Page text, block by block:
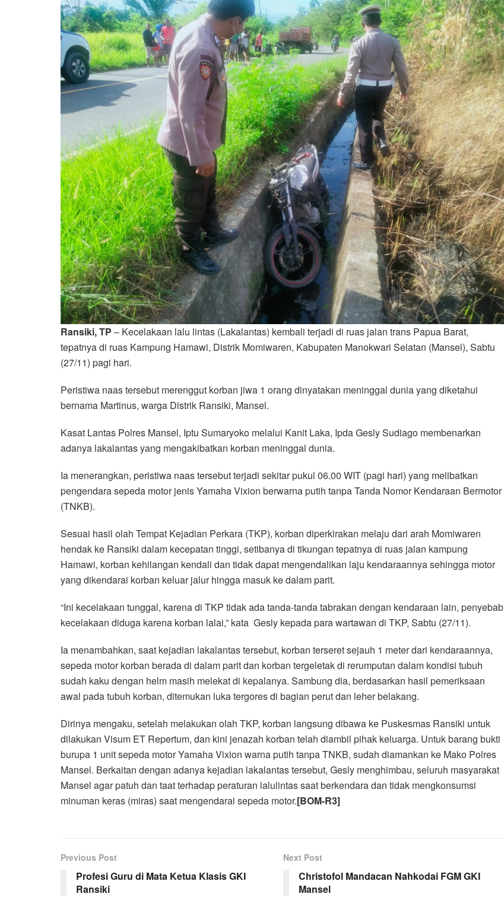
Ransiki, TP – Kecelakaan lalu lintas (Lakalantas) kembali terjadi di ruas jalan trans Papua Barat,
tepatnya di ruas Kampung Hamawi, Distrik Momiwaren, Kabupaten Manokwari Selatan (Mansel), Sabtu
(27/11) pagi hari.
Peristiwa naas tersebut merenggut korban jiwa 1 orang dinyatakan meninggal dunia yang diketahui
bernama Martinus, warga Distrik Ransiki, Mansel.
Kasat Lantas Polres Mansel, Iptu Sumaryoko melalui Kanit Laka, Ipda Gesly Sudiago membenarkan
adanya lakalantas yang mengakibatkan korban meninggal dunia.
Ia menerangkan, peristiwa naas tersebut terjadi sekitar pukul 06.00 WIT (pagi hari) yang melibatkan
pengendara sepeda motor jenis Yamaha Vixion berwarna putih tanpa Tanda Nomor Kendaraan Bermotor
(TNKB).
Sesuai hasil olah Tempat Kejadian Perkara (TKP), korban diperkirakan melaju dari arah Momiwaren
hendak ke Ransiki dalam kecepatan tinggi, setibanya di tikungan tepatnya di ruas jalan kampung
Hamawi, korban kehilangan kendali dan tidak dapat mengendalikan laju kendaraannya sehingga motor
yang dikendarai korban keluar jalur hingga masuk ke dalam parit.
“Ini kecelakaan tunggal, karena di TKP tidak ada tanda-tanda tabrakan dengan kendaraan lain, penyebab
kecelakaan diduga karena korban lalai,” kata Gesly kepada para wartawan di TKP, Sabtu (27/11).
Ia menambahkan, saat kejadian lakalantas tersebut, korban terseret sejauh 1 meter dari kendaraannya,
sepeda motor korban berada di dalam parit dan korban tergeletak di rerumputan dalam kondisi tubuh
sudah kaku dengan helm masih melekat di kepalanya. Sambung dia, berdasarkan hasil pemeriksaan
awal pada tubuh korban, ditemukan luka tergores di bagian perut dan leher belakang.
Dirinya mengaku, setelah melakukan olah TKP, korban langsung dibawa ke Puskesmas Ransiki untuk
dilakukan Visum ET Repertum, dan kini jenazah korban telah diambil pihak keluarga. Untuk barang bukti
burupa 1 unit sepeda motor Yamaha Vixion warna putih tanpa TNKB, sudah diamankan ke Mako Polres
Mansel. Berkaitan dengan adanya kejadian lakalantas tersebut, Gesly menghimbau, seluruh masyarakat
Mansel agar patuh dan taat terhadap peraturan lalulintas saat berkendara dan tidak mengkonsumsi
minuman keras (miras) saat mengendarai sepeda motor.[BOM-R3]
Previous Post
Profesi Guru di Mata Ketua Klasis GKI
Ransiki
Next Post
Christofol Mandacan Nahkodai FGM GKI
Mansel